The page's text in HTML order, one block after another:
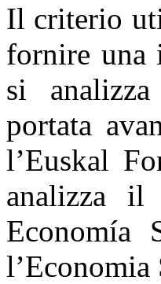
Il criterio
fornire
si analizza
portata
l’Euskal
analizza il
Economía
l’Economia